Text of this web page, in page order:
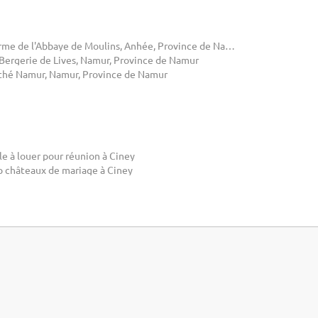
Ferme de l'Abbaye de Moulins, Anhée, Province de Namur
de Lives, Namur, Province de Namur
Namur, Namur, Province de Namur
à louer pour réunion à Ciney
châteaux de mariage à Ciney